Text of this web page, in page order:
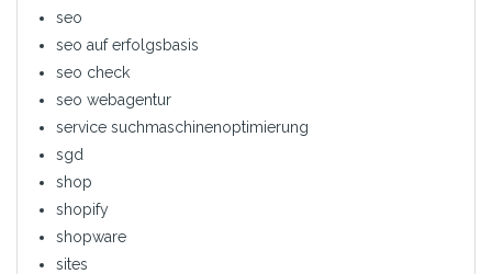
seo
seo auf erfolgsbasis
seo check
seo webagentur
service suchmaschinenoptimierung
sgd
shop
shopify
shopware
sites